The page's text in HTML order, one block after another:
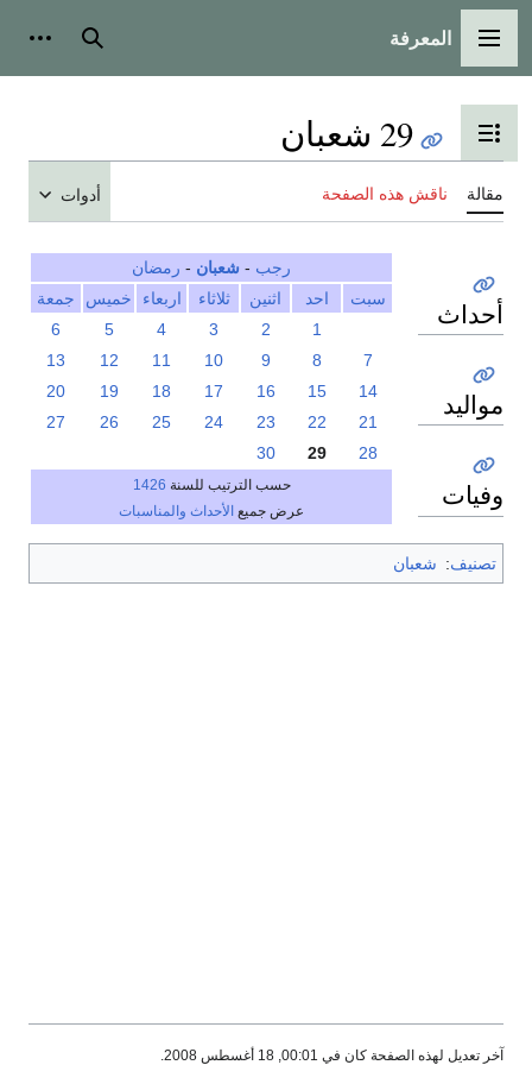
القائمة الرئيسية
المعرفة بحث
تبديل عرض جدول المحتويات
29 شعبان
مقالة ناقش هذه الصفحة أدوات
رجب - شعبان - رمضان
سبت
احد اثنين ثلاثاء اربعاء خميس
جمعة
1
2
3
4
5
6
7
8
9
10
11
12
13
14
15
16
17
18
19
20
21
22
23
24
25
26
27
28
29
30
حسب الترتيب للسنة 1426
عرض جميع الأحداث والمناسبات
أحداث
مواليد
وفيات
تصنيف: شعبان
آخر تعديل لهذه الصفحة كان في 00:01, 18 أغسطس 2008.